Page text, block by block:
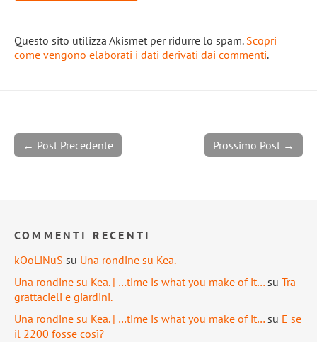
Questo sito utilizza Akismet per ridurre lo spam. Scopri
come vengono elaborati i dati derivati dai commenti.
Prossimo Post →
← Post Precedente
COMMENTI RECENTI
kOoLiNuS su Una rondine su Kea.
Una rondine su Kea. | …time is what you make of it… su Tra
grattacieli e giardini.
Una rondine su Kea. | …time is what you make of it… su E se
il 2200 fosse così?